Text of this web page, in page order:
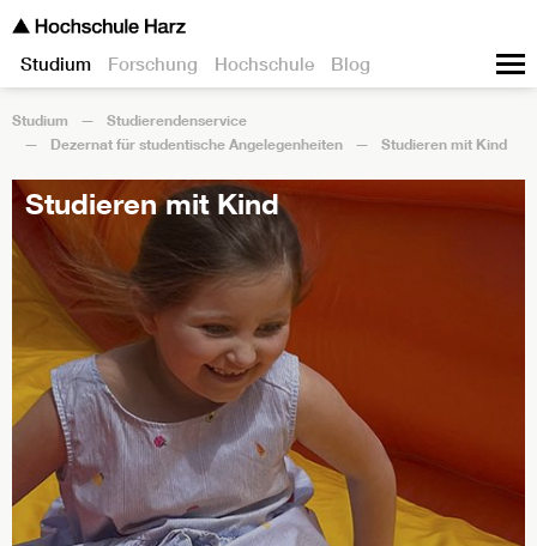
Studium Forschung Hochschule Blog
Studium
Studierendenservice
Dezernat für studentische Angelegenheiten
Studieren mit Kind
Studieren mit Kind